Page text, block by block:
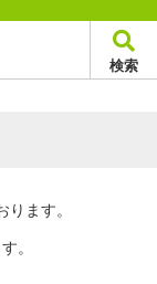
検索
ます。
。